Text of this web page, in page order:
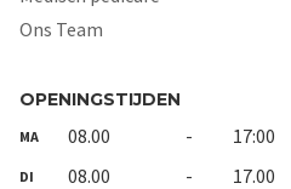
Ons Team
OPENINGSTIJDEN
MA 08.00 - 17:00
DI 08.00 - 17.00